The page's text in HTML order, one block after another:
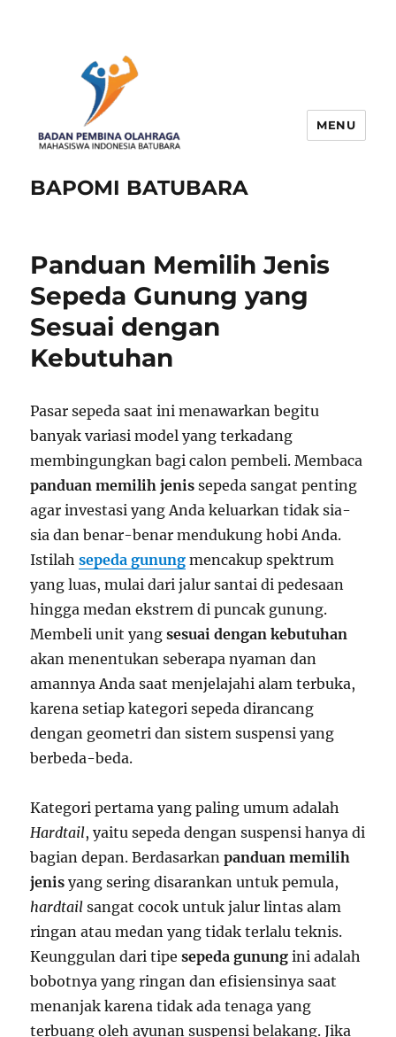
BAPOMI BATUBARA
MENU
Panduan Memilih Jenis
Sepeda Gunung yang
Sesuai dengan
Kebutuhan
Pasar sepeda saat ini menawarkan begitu
banyak variasi model yang terkadang
membingungkan bagi calon pembeli. Membaca
panduan memilih jenis sepeda sangat penting
agar investasi yang Anda keluarkan tidak sia-
sia dan benar-benar mendukung hobi Anda.
Istilahsepeda gunung mencakup spektrum
yang luas, mulai dari jalur santai di pedesaan
hingga medan ekstrem di puncak gunung.
Membeli unit yangsesuai dengan kebutuhan
akan menentukan seberapa nyaman dan
amannya Anda saat menjelajahi alam terbuka,
karena setiap kategori sepeda dirancang
dengan geometri dan sistem suspensi yang
berbeda-beda.
Kategori pertama yang paling umum adalah
Hardtail, yaitu sepeda dengan suspensi hanya di
bagian depan. Berdasarkanpanduan memilih
jenis yang sering disarankan untuk pemula,
hardtail sangat cocok untuk jalur lintas alam
ringan atau medan yang tidak terlalu teknis.
Keunggulan dari tipesepeda gunung ini adalah
bobotnya yang ringan dan efisiensinya saat
menanjak karena tidak ada tenaga yang
terbuang oleh ayunan suspensi belakang. Jika